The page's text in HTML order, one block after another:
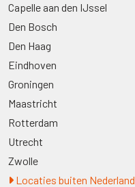
Capelle aan den IJssel
Den Bosch
Den Haag
Eindhoven
Groningen
Maastricht
Rotterdam
Utrecht
Zwolle
Locaties buiten Nederland